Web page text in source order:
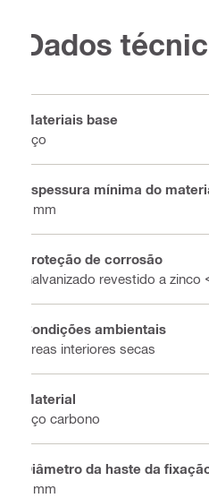
Dados
Materiais base
Aço
Espessura mínima do
4 mm
Proteção de corrosão
Galvanizado revestido a zinco
Condições ambientais
Áreas interiores secas
Material
Aço carbono
Diâmetro da haste da
3 mm